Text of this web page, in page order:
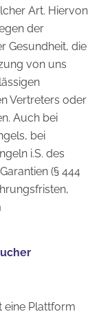
Art. Hiervon
der
Gesundheit, die
von uns
Vertreters oder
Auch bei
bei
i.S. des
(§ 444
eine Plattform